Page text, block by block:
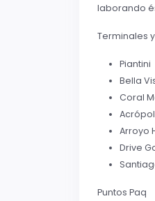
laborando
Terminales
Piantini
Bella
Coral
Arroyo
Drive
Puntos Paq